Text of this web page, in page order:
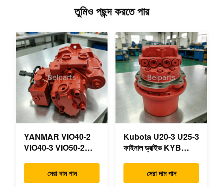
তুমিও পছন্দ করতে পার
YANMAR VIO40-2
VIO40-3 VIO50-2
VIO55-3 প্রধান
হাইড্রোলিক পাম্প OEM
সেরা দাম পান
Kubota U20-3 U25-3
ফাইনাল ড্রাইভ KYB
OEM ভ্রমণ মোটর
B0240-18076
সেরা দাম পান